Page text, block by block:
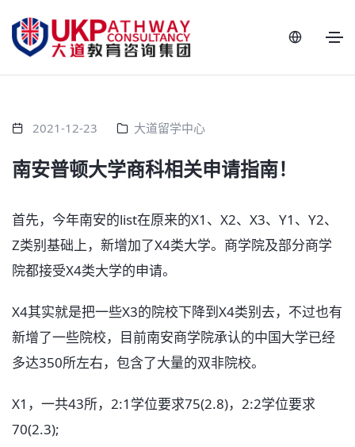
2021-12-23 大道留学中心
南安普顿大学商科相关申请指南！
首先，今年南安的list在原来的X1、X2、X3、Y1、Y2、
Z类别基础上，新增加了X4类大学。商学院及部分商学
院都接受X4类大学的申请。
X4其实就是把一些X3的院校下降到X4类别去，不过也有
新增了一些院校，目前南安商学院承认的中国大学已经
多达350所左右，包含了大量的双非院校。
X1，一共43所，2:1学位要求75(2.8)，2:2学位要求
70(2.3);